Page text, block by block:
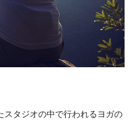
スタジオの中で行われるヨガの